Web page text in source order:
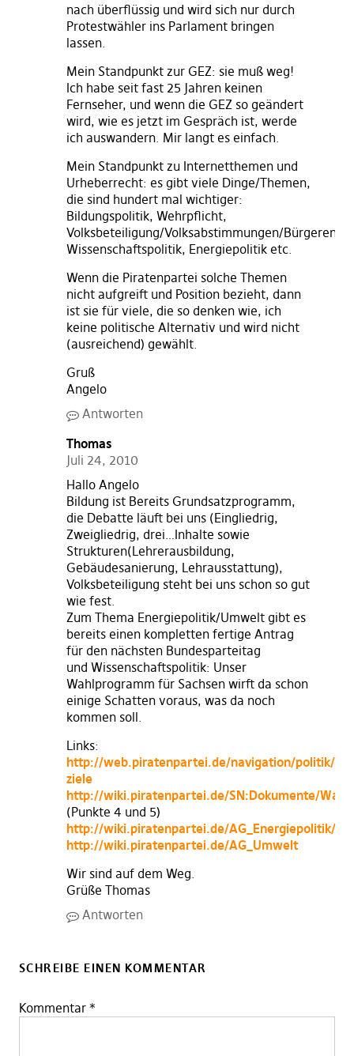
nach überflüssig und wird sich nur durch
Protestwähler ins Parlament bringen
lassen.
Mein Standpunkt zur GEZ: sie muß weg!
Ich habe seit fast 25 Jahren keinen
Fernseher, und wenn die GEZ so geändert
wird, wie es jetzt im Gespräch ist, werde
ich auswandern. Mir langt es einfach.
Mein Standpunkt zu Internetthemen und
Urheberrecht: es gibt viele Dinge/Themen,
die sind hundert mal wichtiger:
Bildungspolitik, Wehrpflicht,
Volksbeteiligung/Volksabstimmungen/
Wissenschaftspolitik, Energiepolitik etc.
Wenn die Piratenpartei solche Themen
nicht aufgreift und Position bezieht, dann
ist sie für viele, die so denken wie, ich
keine politische Alternativ und wird nicht
(ausreichend) gewählt.
Gruß
Angelo
Antworten
Thomas
Juli 24, 2010
Hallo Angelo
Bildung ist Bereits Grundsatzprogramm,
die Debatte läuft bei uns (Eingliedrig,
Zweigliedrig, drei…Inhalte sowie
Strukturen(Lehrerausbildung,
Gebäudesanierung, Lehrausstattung),
Volksbeteiligung steht bei uns schon so gut
wie fest.
Zum Thema Energiepolitik/Umwelt gibt es
bereits einen kompletten fertige Antrag
für den nächsten Bundesparteitag
und Wissenschaftspolitik: Unser
Wahlprogramm für Sachsen wirft da schon
einige Schatten voraus, was da noch
kommen soll.
Links:
http://web.piratenpartei.de/navigation/politik/
ziele
http://wiki.piratenpartei.de/SN:Dokumente/
(Punkte 4 und 5)
http://wiki.piratenpartei.de/AG_Energiepolitik/
http://wiki.piratenpartei.de/AG_Umwelt
Wir sind auf dem Weg.
Grüße Thomas
Antworten
SCHREIBE EINEN KOMMENTAR
Kommentar *